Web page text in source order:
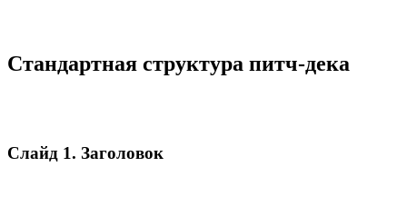
Стандартная структура питч-дека
Слайд 1. Заголовок